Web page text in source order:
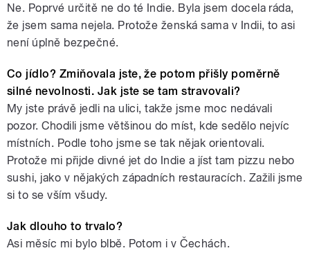
Ne. Poprvé určitě ne do té Indie. Byla jsem docela ráda,
že jsem sama nejela. Protože ženská sama v Indii, to asi
není úplně bezpečné.
Co jídlo? Zmiňovala jste, že potom přišly poměrně
silné nevolnosti. Jak jste se tam stravovali?
My jste právě jedli na ulici, takže jsme moc nedávali
pozor. Chodili jsme většinou do míst, kde sedělo nejvíc
místních. Podle toho jsme se tak nějak orientovali.
Protože mi přijde divné jet do Indie a jíst tam pizzu nebo
sushi, jako v nějakých západních restauracích. Zažili jsme
si to se vším všudy.
Jak dlouho to trvalo?
Asi měsíc mi bylo blbě. Potom i v Čechách.